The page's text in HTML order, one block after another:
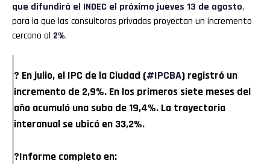
que difundirá el INDEC el próximo jueves 13 de agosto,
para la que las consultoras privadas proyectan un incremento
cercano al 2%.
? En julio, el IPC de la Ciudad (#IPCBA) registró un
incremento de 2,9%. En los primeros siete meses del
año acumuló una suba de 19,4%. La trayectoria
interanual se ubicó en 33,2%.
?Informe completo en: